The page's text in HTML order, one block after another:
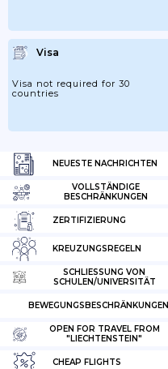
NEUESTE NACHRICHTEN
VOLLSTÄNDIGE
BESCHRÄNKUNGEN
ZERTIFIZIERUNG
KREUZUNGSREGELN
SCHLIESSUNG VON S
CHULEN/UNIVERSITÄT
BEWEGUNGSBESCHRÄNKUNGEN
OPEN FOR TRAVEL FROM
"LIECHTENSTEIN"
CHEAP FLIGHTS
Visa
Visa not required for 30
countries